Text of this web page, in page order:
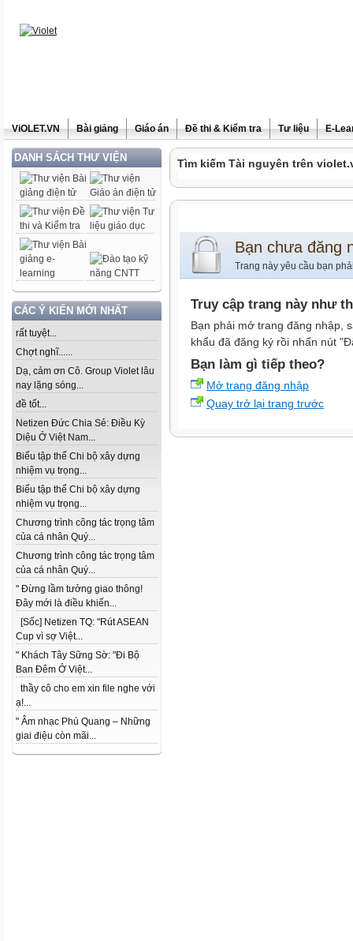
ViOLET.VN Bài giảng Giáo án Đề thi & Kiểm tra Tư liệu E-
DANH SÁCH THƯ VIỆN
CÁC Ý KIẾN MỚI NHẤT
rất tuyệt...
Chợt nghĩ......
Dạ, cảm ơn Cô. Group Violet lâu
nay lặng sóng...
đề tốt...
Netizen Đức Chia Sẻ: Điều Kỳ
Diệu Ở Việt Nam...
Biểu tập thể Chi bộ xây dựng
nhiệm vụ trọng...
Biểu tập thể Chi bộ xây dựng
nhiệm vụ trọng...
Chương trình công tác trọng tâm
của cá nhân Quý...
Chương trình công tác trọng tâm
của cá nhân Quý...
" Đừng lầm tưởng giao thông!
Đây mới là điều khiến...
[Sốc] Netizen TQ: "Rút ASEAN
Cup vì sợ Việt...
" Khách Tây Sững Sờ: "Đi Bộ
Ban Đêm Ở Việt...
thầy cô cho em xin file nghe với
ạ!...
" Âm nhạc Phú Quang – Những
giai điệu còn mãi...
Tìm kiếm Tài nguyên trên
Bạn chưa đăng
Trang này yêu cầu bạn
Truy cập trang này như
Bạn phải mở trang đăng nhập,
khẩu đã đăng ký rồi nhấn nút
Bạn làm gì tiếp theo?
Mở trang đăng nhập
Quay trở lại trang trước